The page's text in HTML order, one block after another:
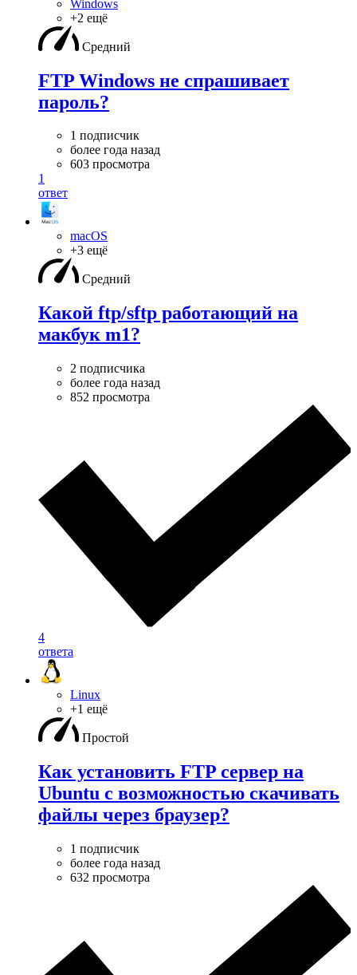
Windows
+2 ещё
Средний
FTP Windows не спрашивает
пароль?
1 подписчик
более года назад
603 просмотра
1
ответ
macOS
+3 ещё
Средний
Какой ftp/sftp работающий на
макбук m1?
2 подписчика
более года назад
852 просмотра
4
ответа
Linux
+1 ещё
Простой
Как установить FTP сервер на
Ubuntu с возможностью скачивать
файлы через браузер?
1 подписчик
более года назад
632 просмотра